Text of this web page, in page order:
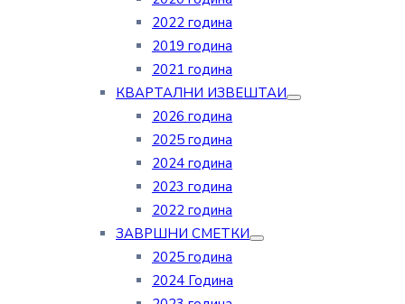
2022 година
2019 година
2021 година
КВАРТАЛНИ ИЗВЕШТАИ
2026 година
2025 година
2024 година
2023 година
2022 година
ЗАВРШНИ СМЕТКИ
2025 година
2024 Година